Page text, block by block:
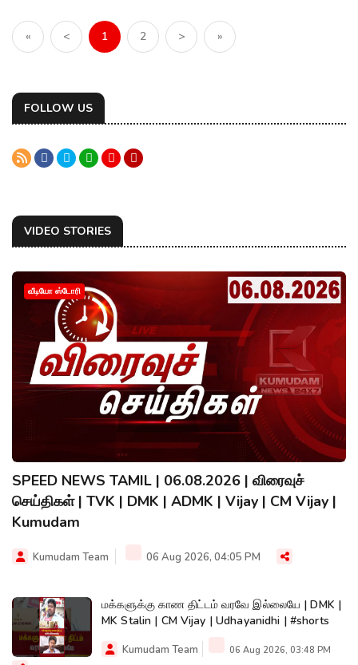
« < 1 2 > »
FOLLOW US
VIDEO STORIES
வீடியோ ஸ்டோரி
SPEED NEWS TAMIL | 06.08.2026 | விரைவுச்
செய்திகள் | TVK | DMK | ADMK | Vijay | CM Vijay |
Kumudam
Kumudam Team 06 Aug 2026, 04:05 PM
மக்களுக்கு காண திட்டம் வரவே இல்லையே | DMK |
MK Stalin | CM Vijay | Udhayanidhi | #shorts
Kumudam Team 06 Aug 2026, 03:48 PM